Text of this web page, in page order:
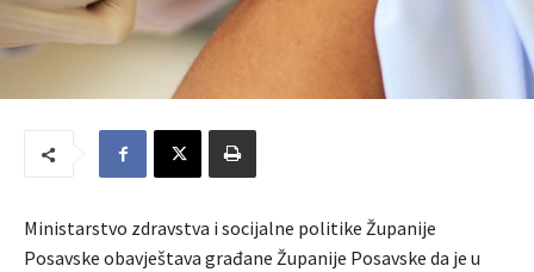
Ministarstvo zdravstva i socijalne politike Županije
Posavske obavještava građane Županije Posavske da je u